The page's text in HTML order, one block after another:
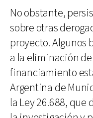
No obstante,
sobre otras
proyecto. Algunos
a la eliminación
financiamiento
Argentina de
la Ley 26.688,